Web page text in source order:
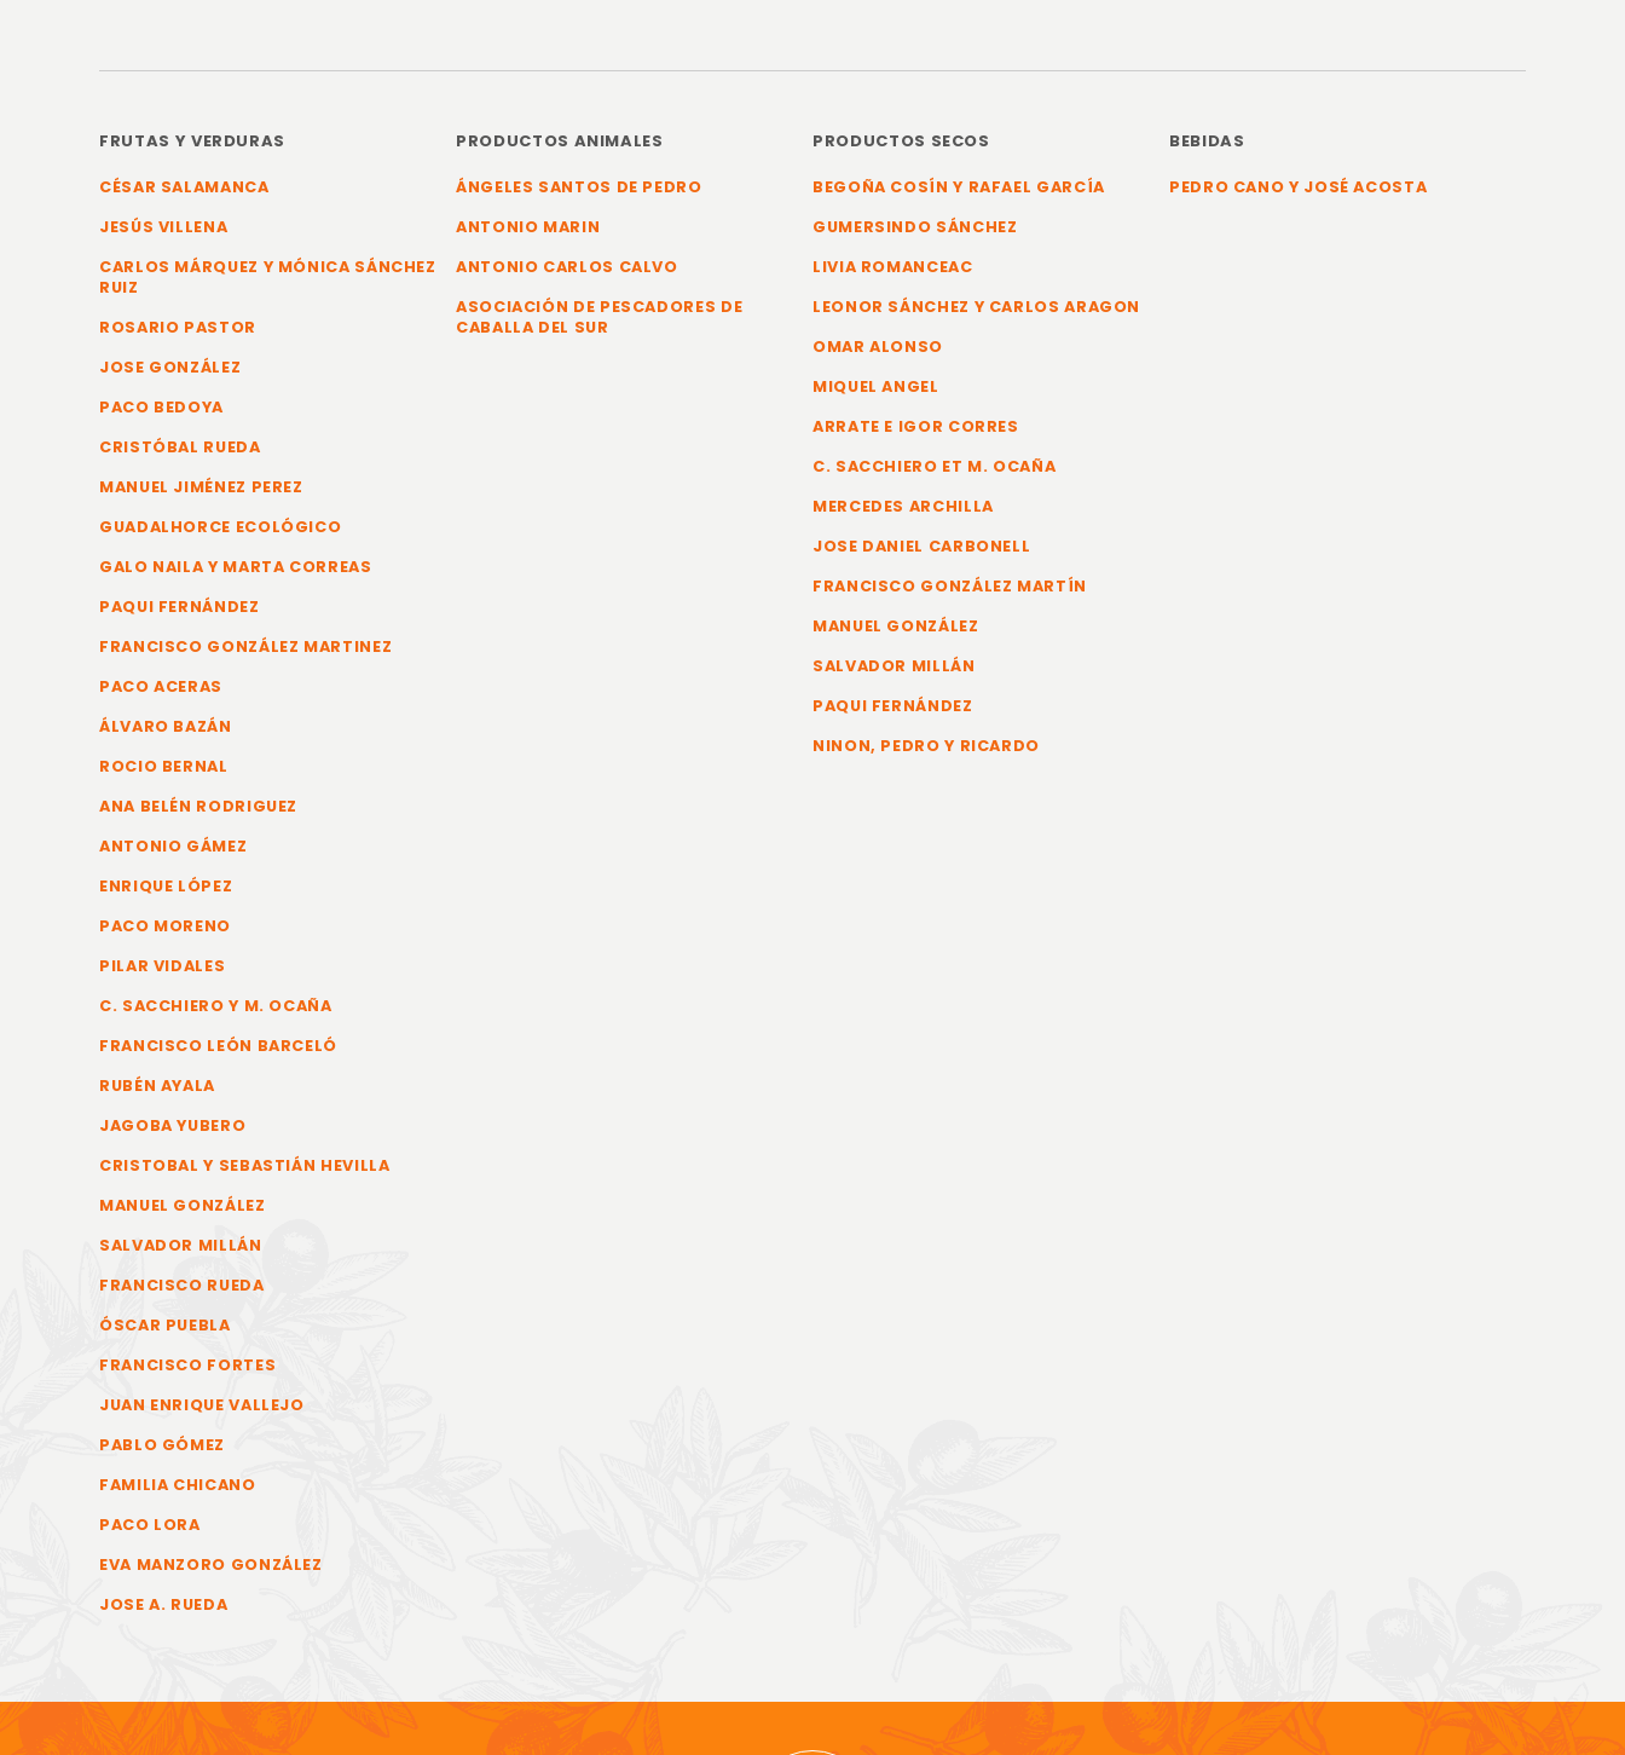
FRUTAS Y VERDURAS
CÉSAR SALAMANCA
JESÚS VILLENA
CARLOS MÁRQUEZ Y MÓNICA SÁNCHEZ
RUIZ
ROSARIO PASTOR
JOSE GONZÁLEZ
PACO BEDOYA
CRISTÓBAL RUEDA
MANUEL JIMÉNEZ PEREZ
GUADALHORCE ECOLÓGICO
GALO NAILA Y MARTA CORREAS
PAQUI FERNÁNDEZ
FRANCISCO GONZÁLEZ MARTINEZ
PACO ACERAS
ÁLVARO BAZÁN
ROCIO BERNAL
ANA BELÉN RODRIGUEZ
ANTONIO GÁMEZ
ENRIQUE LÓPEZ
PACO MORENO
PILAR VIDALES
C. SACCHIERO Y M. OCAÑA
FRANCISCO LEÓN BARCELÓ
RUBÉN AYALA
JAGOBA YUBERO
CRISTOBAL Y SEBASTIÁN HEVILLA
MANUEL GONZÁLEZ
SALVADOR MILLÁN
FRANCISCO RUEDA
ÓSCAR PUEBLA
FRANCISCO FORTES
JUAN ENRIQUE VALLEJO
PABLO GÓMEZ
FAMILIA CHICANO
PACO LORA
EVA MANZORO GONZÁLEZ
JOSE A. RUEDA
PRODUCTOS ANIMALES
ÁNGELES SANTOS DE PEDRO
ANTONIO MARIN
ANTONIO CARLOS CALVO
ASOCIACIÓN DE PESCADORES DE
CABALLA DEL SUR
PRODUCTOS SECOS
BEGOÑA COSÍN Y RAFAEL GARCÍA
GUMERSINDO SÁNCHEZ
LIVIA ROMANCEAC
LEONOR SÁNCHEZ Y CARLOS ARAGON
OMAR ALONSO
MIQUEL ANGEL
ARRATE E IGOR CORRES
C. SACCHIERO ET M. OCAÑA
MERCEDES ARCHILLA
JOSE DANIEL CARBONELL
FRANCISCO GONZÁLEZ MARTÍN
MANUEL GONZÁLEZ
SALVADOR MILLÁN
PAQUI FERNÁNDEZ
NINON, PEDRO Y RICARDO
BEBIDAS
PEDRO CANO Y JOSÉ ACOSTA